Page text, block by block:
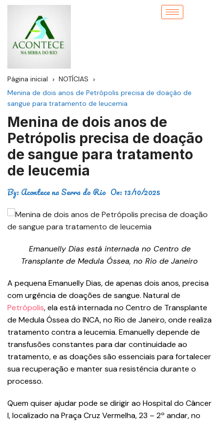
Página inicial
NOTÍCIAS
Menina de dois anos de Petrópolis precisa de doação de
sangue para tratamento de leucemia
Menina de dois anos de
Petrópolis precisa de doação
de sangue para tratamento
de leucemia
By: Acontece na Serra do Rio On: 13/10/2025
Emanuelly Dias está internada no Centro de
Transplante de Medula Óssea, no Rio de Janeiro
A pequena Emanuelly Dias, de apenas dois anos, precisa
com urgência de doações de sangue. Natural de
Petrópolis, ela está internada no Centro de Transplante
de Medula Óssea do INCA, no Rio de Janeiro, onde realiza
tratamento contra a leucemia. Emanuelly depende de
transfusões constantes para dar continuidade ao
tratamento, e as doações são essenciais para fortalecer
sua recuperação e manter sua resistência durante o
processo.
Quem quiser ajudar pode se dirigir ao Hospital do Câncer
I, localizado na Praça Cruz Vermelha, 23 – 2º andar, no